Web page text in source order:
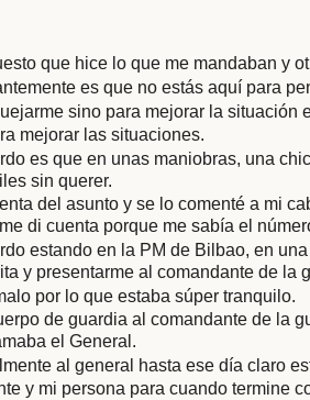
que hice lo que me mandaban y
es que no estás aquí para
sino para mejorar la situación
mejorar las situaciones.
es que en unas maniobras, una
sin querer.
del asunto y se lo comenté a mi
di cuenta porque me sabía el
estando en la PM de Bilbao, en
y presentarme al comandante de la
por lo que estaba súper tranquilo.
de guardia al comandante de la
el General.
al general hasta ese día claro
y mi persona para cuando termine